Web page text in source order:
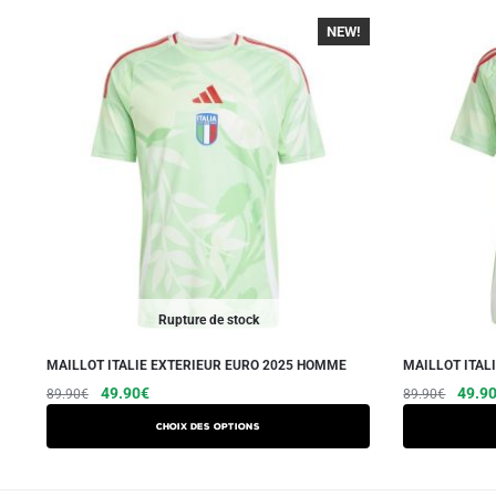
Rupture de stock
-40%
NEW!
MAILLOT ITALIE EXTERIEUR EURO 2025 HOMME
89.90€
Le
49.90€Le
Choix des options
Ce
produit
a
MAILLOT
89.90€
Le